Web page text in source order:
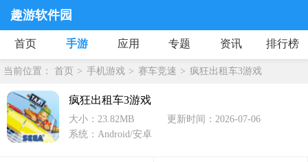
趣游软件园
首页 手游 应用 专题 资讯 排行榜
当前位置： 首页 手机游戏 赛车竞速 疯狂出租车3游戏
疯狂出租车3游戏
大小：23.82MB
更新时间：2026-07-06
系统：Android/安卓